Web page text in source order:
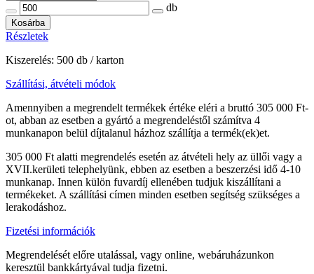
db
Kosárba
Részletek
Kiszerelés: 500 db / karton
Szállítási, átvételi módok
Amennyiben a megrendelt termékek értéke eléri a bruttó 305 000 Ft-
ot, abban az esetben a gyártó a megrendeléstől számítva 4
munkanapon belül díjtalanul házhoz szállítja a termék(ek)et.
305 000 Ft alatti megrendelés esetén az átvételi hely az üllői vagy a
XVII.kerületi telephelyünk, ebben az esetben a beszerzési idő 4-10
munkanap. Innen külön fuvardíj ellenében tudjuk kiszállítani a
termékeket. A szállítási címen minden esetben segítség szükséges a
lerakodáshoz.
Fizetési információk
Megrendelését előre utalással, vagy online, webáruházunkon
keresztül bankkártyával tudja fizetni.